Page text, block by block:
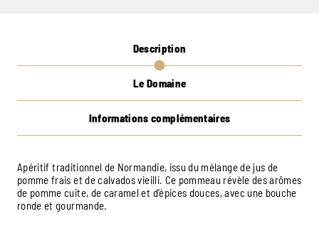
Description
Le Domaine
Informations complémentaires
Apéritif traditionnel de Normandie, issu du mélange de jus de
pomme frais et de calvados vieilli. Ce pommeau révèle des arômes
de pomme cuite, de caramel et d’épices douces, avec une bouche
ronde et gourmande.